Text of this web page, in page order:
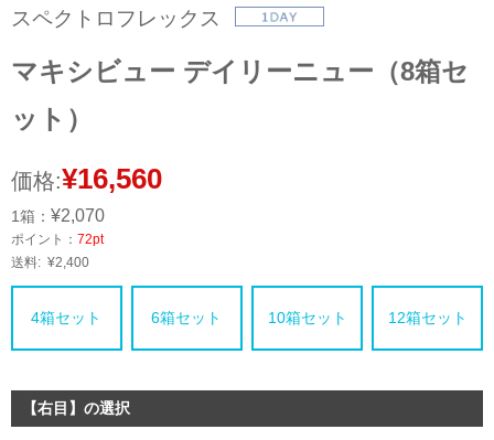
スペクトロフレックス
マキシビュー デイリーニュー（8箱セ
ット）
価格:¥16,560
1箱： ¥2,070
ポイント： 72pt
送料: ¥2,400
4箱セット 6箱セット 10箱セット 12箱セット
【右目】の選択